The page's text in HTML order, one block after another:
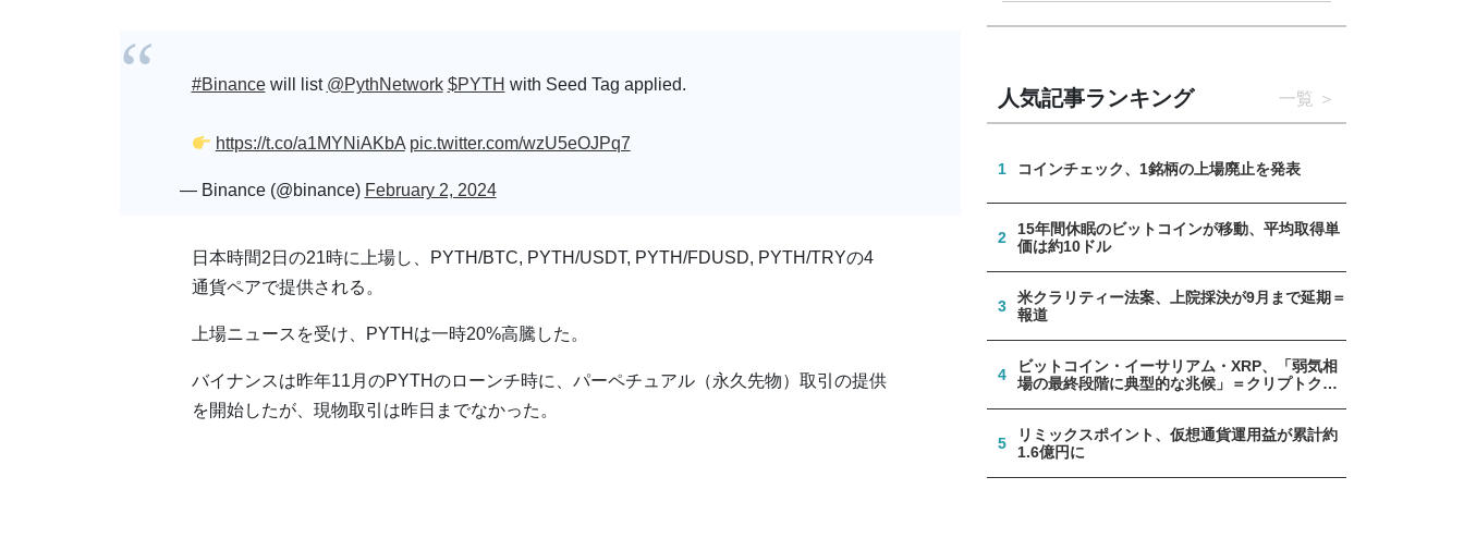
#Binancewill list @PythNetwork $PYTH with Seed Tag applied.
https://t.co/a1MYNiAKbA pic.twitter.com/wzU5eOJPq7
— Binance (@binance) February 2, 2024
日本時間2日の21時に上場し、PYTH/BTC, PYTH/USDT, PYTH/FDUSD, PYTH/TRYの4
通貨ペアで提供される。
上場ニュースを受け、PYTHは一時20%高騰した。
バイナンスは昨年11月のPYTHのローンチ時に、パーペチュアル（永久先物）取引の提供
を開始したが、現物取引は昨日までなかった。
人気記事ランキング 一覧
1 コインチェック、1銘柄の上場廃止を発表
2
15年間休眠のビットコインが移動、平均取得単
価は約10ドル
3
米クラリティー法案、上院採決が9月まで延期＝
報道
4
ビットコイン・イーサリアム・XRP、「弱気相
場の最終段階に典型的な兆候」＝クリプトクア
5
リミックスポイント、仮想通貨運用益が累計約
1.6億円に